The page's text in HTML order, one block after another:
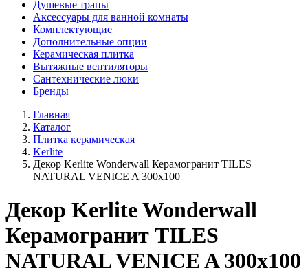
Душевые трапы
Аксессуары для ванной комнаты
Комплектующие
Дополнительные опции
Керамическая плитка
Вытяжные вентиляторы
Сантехнические люки
Бренды
Главная
Каталог
Плитка керамическая
Kerlite
Декор Kerlite Wonderwall Керамогранит TILES
NATURAL VENICE A 300x100
Декор Kerlite Wonderwall
Керамогранит TILES
NATURAL VENICE A 300x100